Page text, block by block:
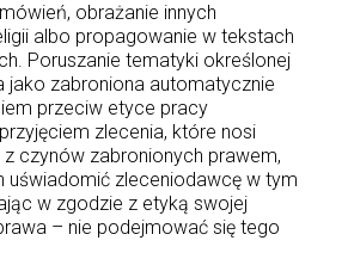
obrażanie innych
albo propagowanie w tekstach
Poruszanie tematyki określonej
jako zabroniona automatycznie
przeciw etyce pracy
zlecenia, które nosi
czynów zabronionych prawem,
uświadomić zleceniodawcę w tym
w zgodzie z etyką swojej
– nie podejmować się tego